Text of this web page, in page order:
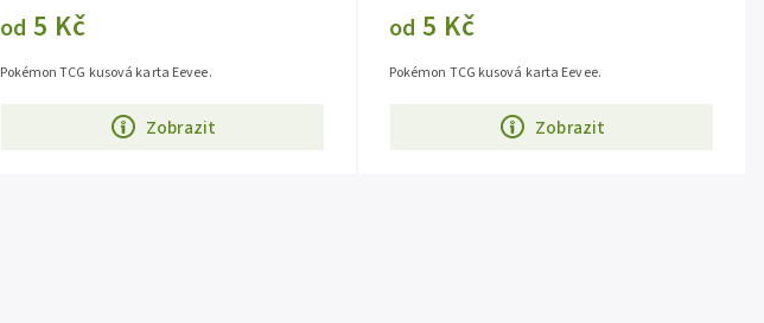
od 5 Kč
Zobrazit
Pokémon TCG kusová karta Eevee.
od 5 Kč
Zobrazit
Pokémon TCG kusová karta Eevee.